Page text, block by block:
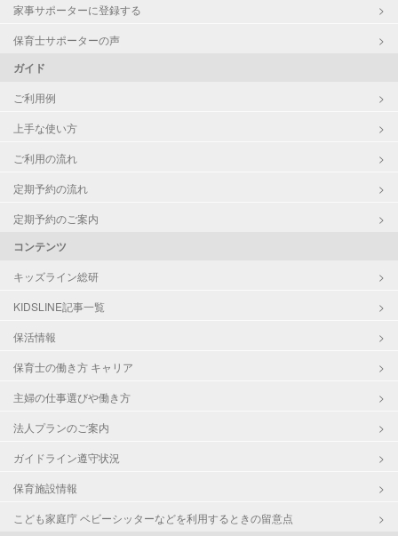
家事サポーターに登録する
保育士サポーターの声
ガイド
ご利用例
上手な使い方
ご利用の流れ
定期予約の流れ
定期予約のご案内
コンテンツ
キッズライン総研
KIDSLINE記事一覧
保活情報
保育士の働き方 キャリア
主婦の仕事選びや働き方
法人プランのご案内
ガイドライン遵守状況
保育施設情報
こども家庭庁 ベビーシッターなどを利用するときの留意点